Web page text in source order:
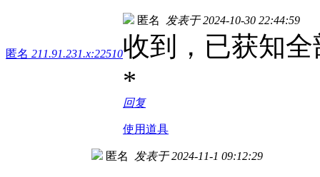
匿名 211.91.231.x:22510
匿名 发表于 2024-10-30 22:44:59
收到，已获知
*
回复
使用道具
匿名 发表于 2024-11-1 09:12:29